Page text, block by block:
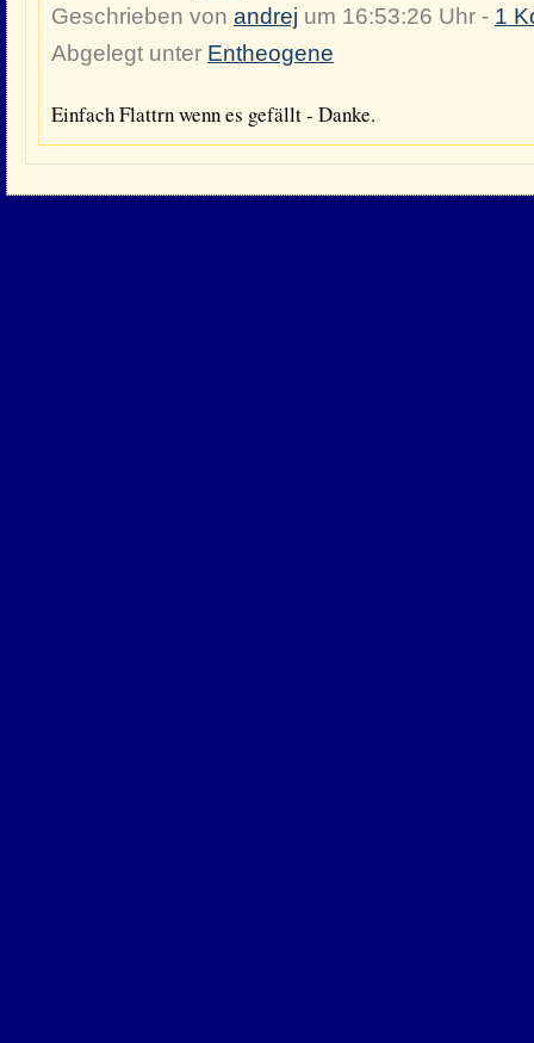
Geschrieben von andrej um 16:53:26 Uhr - 1
Abgelegt unter Entheogene
Einfach Flattrn wenn es gefällt - Danke.